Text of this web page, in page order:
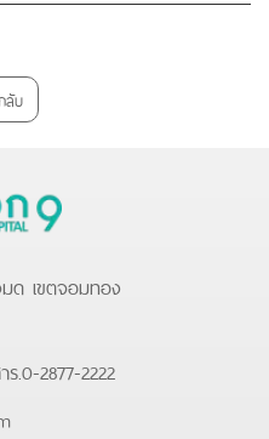
ลับ
ด เขตจอมทอง
ร.0-2877-2222